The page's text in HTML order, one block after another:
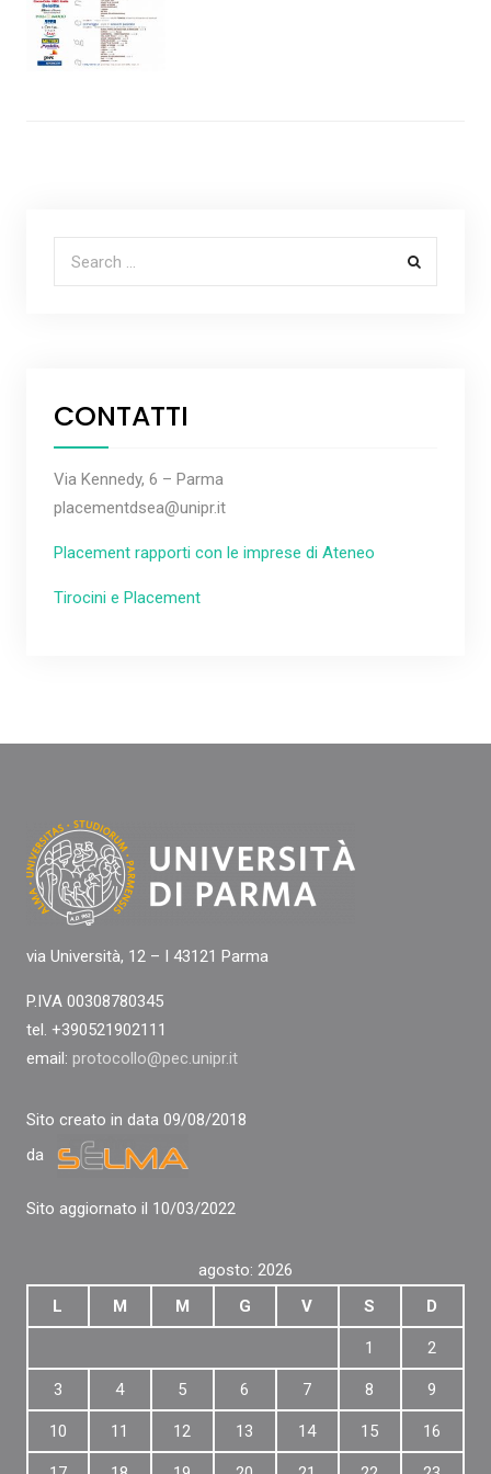
Search for:
CONTATTI
Via Kennedy, 6 – Parma
placementdsea@unipr.it
Placement rapporti con le imprese di Ateneo
Tirocini e Placement
via Università, 12 – I 43121 Parma
P.IVA 00308780345
tel. +390521902111
email: protocollo@pec.unipr.it
Sito creato in data 09/08/2018
da
Sito aggiornato il 10/03/2022
agosto: 2026
L
M M G V S D
1 2
3 4 5 6 7 8 9
10 11 12 13 14 15 16